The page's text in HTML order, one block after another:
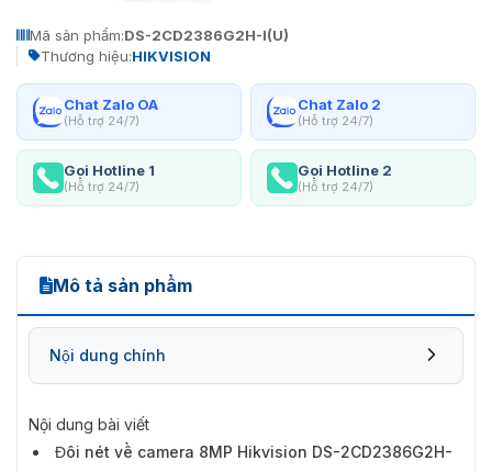
Mã sản phẩm:DS-2CD2386G2H-I(U)
Thương hiệu:HIKVISION
Chat Zalo OA
(Hỗ trợ 24/7)
Chat Zalo 2
(Hỗ trợ 24/7)
Gọi Hotline 1
(Hỗ trợ 24/7)
Gọi Hotline 2
(Hỗ trợ 24/7)
Mô tả sản phẩm
Nội dung chính
Nội dung bài viết
Đôi nét về camera 8MP Hikvision DS-2CD2386G2H-